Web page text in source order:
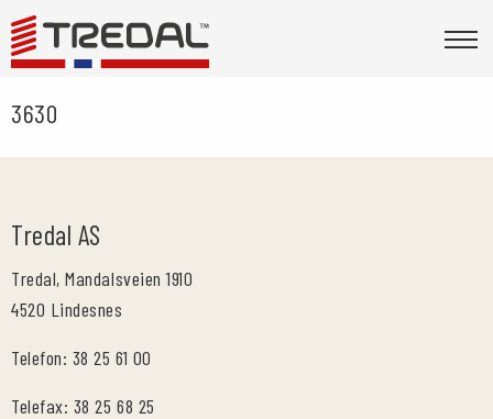
3630
Tredal AS
Tredal, Mandalsveien 1910
4520 Lindesnes
Telefon: 38 25 61 00
Telefax: 38 25 68 25